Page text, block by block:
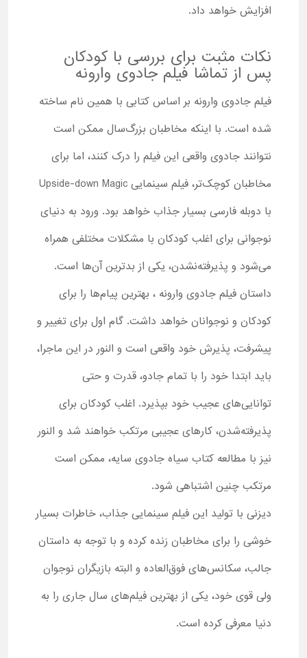
افزایش خواهد داد.
نکات مثبت برای بررسی با کودکان
پس از تماشا فیلم جادوی وارونه
فیلم جادوی وارونه بر اساس کتابی با همین نام ساخته
شده است. با اینکه مخاطبان بزرگ‌سال ممکن است
نتوانند جادوی واقعی این فیلم را درک کنند، اما برای
مخاطبان کوچک‌تر، فیلم سینمایی Upside-down Magic
با دوبله فارسی بسیار جذاب خواهد بود. ورود به دنیای
نوجوانی برای اغلب کودکان با مشکلات مختلفی همراه
می‌شود و پذیرفته‌نشدن، یکی از بدترین آن‌ها است.
داستان فیلم جادوی وارونه ، بهترین پیام‌ها را برای
کودکان و نوجوانان خواهد داشت. گام اول برای تغییر و
پیشرفت، پذیرش خود واقعی است و النور در این ماجرا،
باید ابتدا خود را با تمام جادو، قدرت و حتی
توانایی‌های عجیب خود بپذیرد. اغلب کودکان برای
پذیرفته‌شدن، کارهای عجیبی مرتکب خواهند شد و النور
نیز با مطالعه کتاب سیاه جادوی سایه، ممکن است
مرتکب چنین اشتباهی شود.
دیزنی با تولید این فیلم سینمایی جذاب، خاطرات بسیار
خوشی را برای مخاطبان زنده کرده و با توجه به داستان
جالب، سکانس‌های فوق‌العاده و البته بازیگران نوجوان
ولی قوی خود، یکی از بهترین فیلم‌های سال جاری را به
دنیا معرفی کرده است.